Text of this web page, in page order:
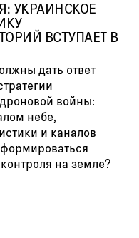
УКРАИНСКОЕ
ВСТУПАЕТ В
дать ответ
войны:
небе,
и каналов
на земле?